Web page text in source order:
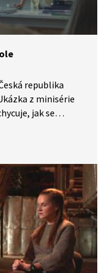
republika
z minisérie
jak se
ji vyhodit jen
tím, že je nejen
právo
Rodiče
školu
podporuje
pro televizi se
principy, zatímco
projevu